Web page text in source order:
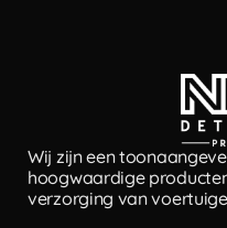
Wij zijn een
hoogwaardige
verzorging van